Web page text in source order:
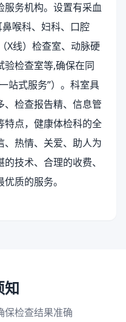
服务机构。设置有采血
喉科、妇科、口腔
X线）检查室、动脉硬
验检查室等,确保在同
站式服务”）。科室具
、检查报告精、信息管
特点，健康体检科的全
、热情、关爱、助人为
技术、合理的收费、
质的服务。
知
保检查结果准确